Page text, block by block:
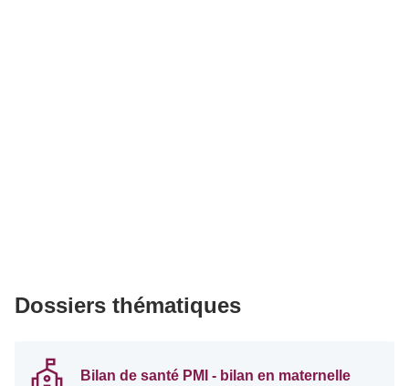
Dossiers thématiques
Bilan de santé PMI - bilan en maternelle